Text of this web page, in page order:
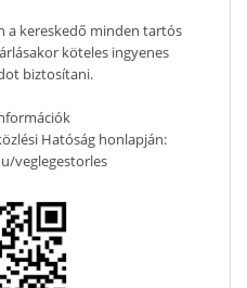
a kereskedő minden tartós
köteles ingyenes
biztosítani.
Hatóság honlapján:
veglegestorles